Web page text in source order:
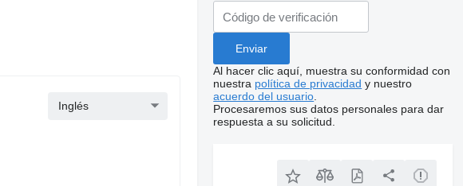
Inglés
Al hacer clic aquí, muestra su conformidad con
nuestra política de privacidad y nuestro
acuerdo del usuario
Procesaremos sus datos personales para dar
respuesta a su solicitud.